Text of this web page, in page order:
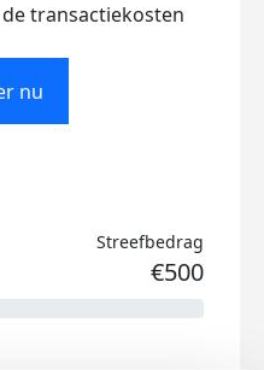
transactiekosten
nu
Streefbedrag
€500